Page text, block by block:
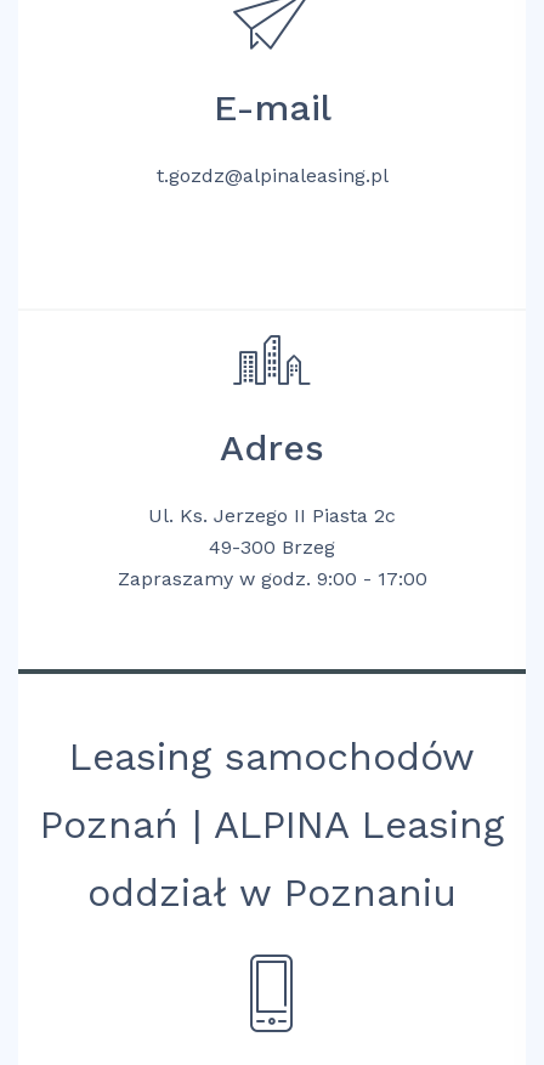
E-mail
t.gozdz@alpinaleasing.pl
Adres
Ul. Ks. Jerzego II Piasta 2c
49-300 Brzeg
Zapraszamy w godz. 9:00 - 17:00
Leasing samochodów
Poznań | ALPINA Leasing
oddział w Poznaniu